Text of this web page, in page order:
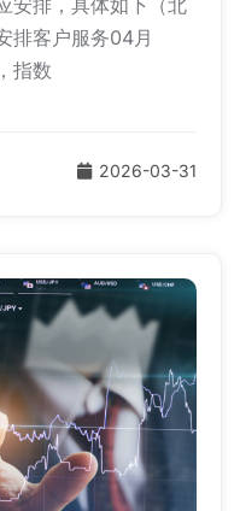
安排，具体如下（北
排客户服务04月
指数
2026-03-31